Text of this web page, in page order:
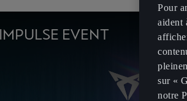
EVENT
Pour
aident
sur «
notre